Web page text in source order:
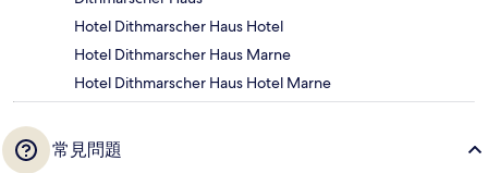
Hotel Dithmarscher Haus Hotel
Hotel Dithmarscher Haus Marne
Hotel Dithmarscher Haus Hotel Marne
常見問題